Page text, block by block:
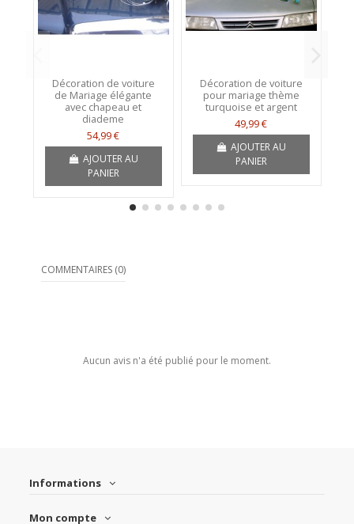
Décoration de voiture
de Mariage élégante
avec chapeau et
diademe
54,99 €
AJOUTER AU
PANIER
Décoration de voiture
pour mariage thème
turquoise et argent
49,99 €
AJOUTER AU
PANIER
COMMENTAIRES (0)
Aucun avis n'a été publié pour le moment.
Informations
Mon compte